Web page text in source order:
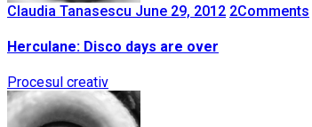
Claudia Tanasescu June 29, 2012 2Comments
Herculane: Disco days are over
Procesul creativ